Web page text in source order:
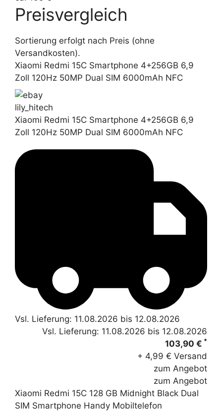
Preisvergleich
Sortierung erfolgt nach Preis (ohne
Versandkosten).
Xiaomi Redmi 15C Smartphone 4+256GB 6,9
Zoll 120Hz 50MP Dual SIM 6000mAh NFC
lily_hitech
Xiaomi Redmi 15C Smartphone 4+256GB 6,9
Zoll 120Hz 50MP Dual SIM 6000mAh NFC
Vsl. Lieferung: 11.08.2026 bis 12.08.2026
Vsl. Lieferung: 11.08.2026 bis 12.08.2026
103,90 € *
+ 4,99 € Versand
zum Angebot
zum Angebot
Xiaomi Redmi 15C 128 GB Midnight Black Dual
SIM Smartphone Handy Mobiltelefon